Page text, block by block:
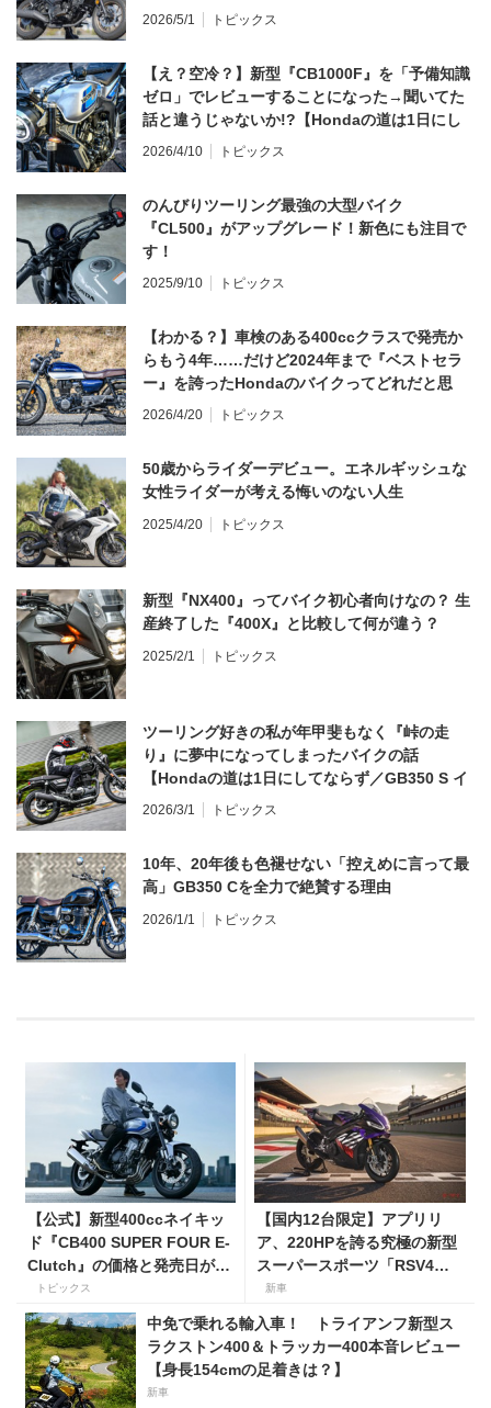
2026/5/1 トピックス
【え？空冷？】新型『CB1000F』を「予備知識
ゼロ」でレビューすることになった→聞いてた
話と違うじゃないか!?【Hondaの道は1日にし
てならず／CB1000F ①第一印象 編】
2026/4/10 トピックス
のんびりツーリング最強の大型バイク
『CL500』がアップグレード！新色にも注目で
す！
2025/9/10 トピックス
【わかる？】車検のある400ccクラスで発売か
らもう4年……だけど2024年まで『ベストセラ
ー』を誇ったHondaのバイクってどれだと思
う？
2026/4/20 トピックス
50歳からライダーデビュー。エネルギッシュな
女性ライダーが考える悔いのない人生
2025/4/20 トピックス
新型『NX400』ってバイク初心者向けなの？ 生
産終了した『400X』と比較して何が違う？
2025/2/1 トピックス
ツーリング好きの私が年甲斐もなく『峠の走
り』に夢中になってしまったバイクの話
【Hondaの道は1日にしてならず／GB350 S イ
ンプレ・レビュー 前編】
2026/3/1 トピックス
10年、20年後も色褪せない「控えめに言って最
高」GB350 Cを全力で絶賛する理由
2026/1/1 トピックス
【公式】新型400ccネイキッ
ド『CB400 SUPER FOUR E-
Clutch』の価格と発売日が決
定！ シリーズ最高58馬力＆
14kgもの軽量化!? 完全に
「旧CB400SF」を超えた!?
【Honda2026新車ニュー
ス】
トピックス
【国内12台限定】アプリリ
ア、220HPを誇る究極の新型
スーパースポーツ「RSV4
Factory」を発売。価格363万
円！
新車
中免で乗れる輸入車！ トライアンフ新型ス
ラクストン400＆トラッカー400本音レビュー
【身長154cmの足着きは？】
新車